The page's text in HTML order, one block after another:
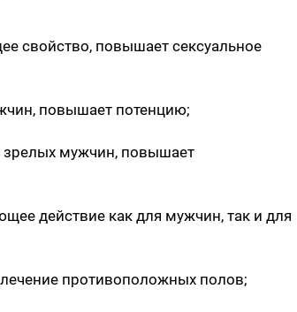
свойство, повышает сексуальное
повышает потенцию;
зрелых мужчин, повышает
действие как для мужчин, так и для
противоположных полов;